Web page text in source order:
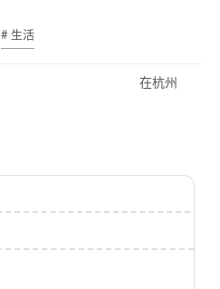
# 生活
在杭州